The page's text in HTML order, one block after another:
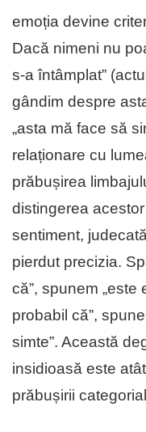
emoția devine
Dacă nimeni nu
s-a întâmplat”
gândim despre
„asta mă face să
relaționare cu
prăbușirea
distingerea
sentiment,
pierdut precizia.
că”, spunem „este
probabil că”,
simte”. Această
insidioasă este
prăbușirii